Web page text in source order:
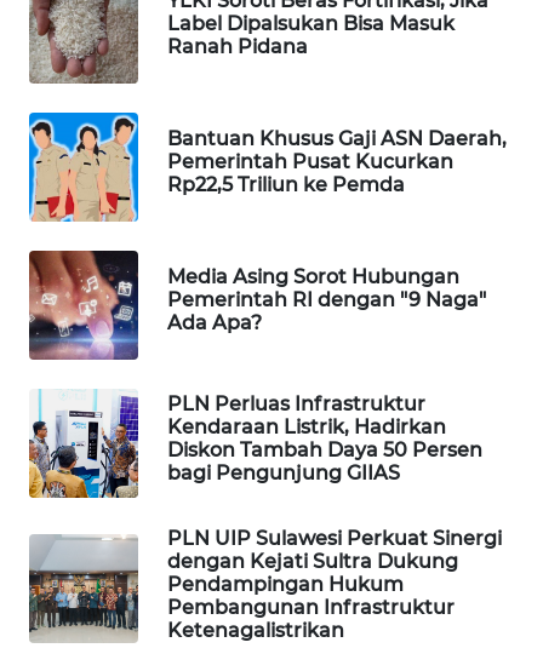
Label Dipalsukan Bisa Masuk
Ranah Pidana
Bantuan Khusus Gaji ASN Daerah,
Pemerintah Pusat Kucurkan
Rp22,5 Triliun ke Pemda
Media Asing Sorot Hubungan
Pemerintah RI dengan "9 Naga"
Ada Apa?
PLN Perluas Infrastruktur
Kendaraan Listrik, Hadirkan
Diskon Tambah Daya 50 Persen
bagi Pengunjung GIIAS
PLN UIP Sulawesi Perkuat Sinergi
dengan Kejati Sultra Dukung
Pendampingan Hukum
Pembangunan Infrastruktur
Ketenagalistrikan
WAHANA
HEALTH
WAHANA
DESA
WISATA
LAPAK
WAHANA
Wahana
KONSUMEN
LISTRIK
MASYARAKAT
WALINKI
ID